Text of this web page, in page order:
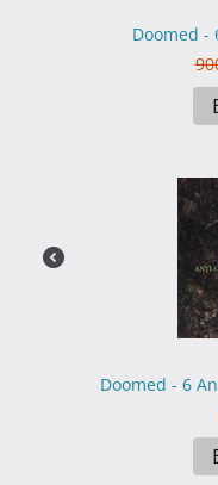
Doomed -
Doomed - 6